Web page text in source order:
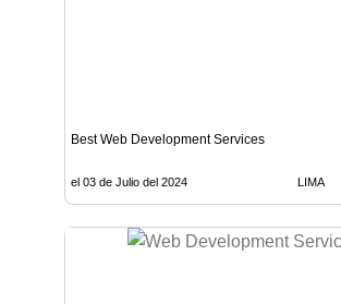
Best Web Development Services
el 03 de Julio del 2024 LIMA